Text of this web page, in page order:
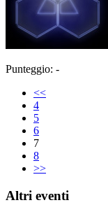
Punteggio: -
<<
4
5
6
7
8
>>
Altri eventi